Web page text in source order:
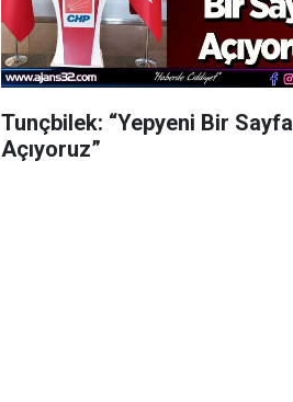
Tunçbilek: “Yepyeni Bir Sayfa
Açıyoruz”